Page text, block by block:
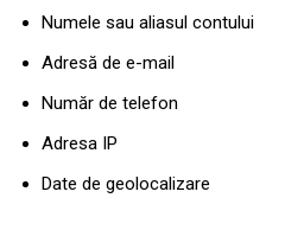
Numele sau aliasul contului
Adresă de e-mail
Număr de telefon
Adresa IP
Date de geolocalizare